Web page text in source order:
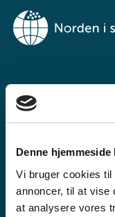
Denne
Vi bruger cookies
annoncer, til at vise
at analysere vores
Ein gratis
grunnskulen